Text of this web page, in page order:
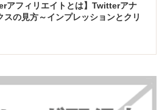
アフィリエイトとは】Twitterアナ
スの見方～インプレッションとクリ